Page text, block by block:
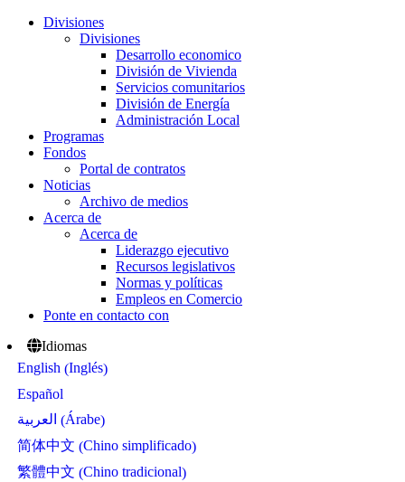
Divisiones
Divisiones
Desarrollo economico
División de Vivienda
Servicios comunitarios
División de Energía
Administración Local
Programas
Fondos
Portal de contratos
Noticias
Archivo de medios
Acerca de
Acerca de
Liderazgo ejecutivo
Recursos legislativos
Normas y políticas
Empleos en Comercio
Ponte en contacto con
Idiomas
English (Inglés)
Español
العربية (Árabe)
简体中文 (Chino simplificado)
繁體中文 (Chino tradicional)